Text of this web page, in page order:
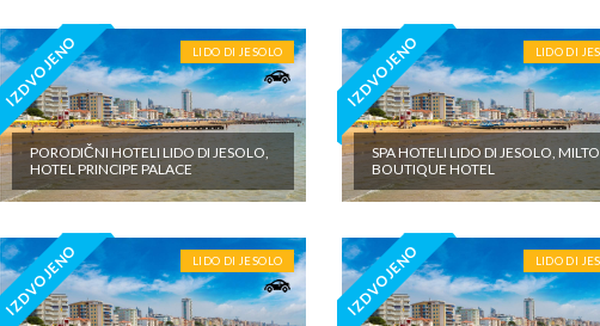
IZDVOJENO LIDO DI JESOLO
PORODIČNI HOTELI LIDO DI JESOLO,
HOTEL PRINCIPE PALACE
IZDVOJENO LIDO DI
SPA HOTELI LIDO DI JESOLO,
BOUTIQUE HOTEL
IZDVOJENO LIDO DI JESOLO IZDVOJENO LIDO DI